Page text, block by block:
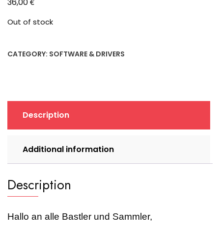
Out of stock
CATEGORY: SOFTWARE & DRIVERS
Description
Additional information
Description
Hallo an alle Bastler und Sammler,